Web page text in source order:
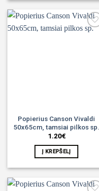
Popierius Canson Vivaldi
50x65cm, tamsiai pilkos sp.
1.20€
Į KREPŠELĮ